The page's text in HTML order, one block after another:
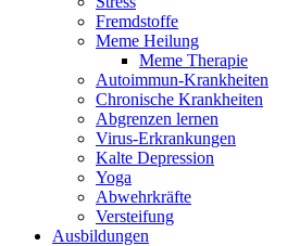
Fremdstoffe
Meme Heilung
Meme Therapie
Autoimmun-Krankheiten
Chronische Krankheiten
Abgrenzen lernen
Virus-Erkrankungen
Kalte Depression
Yoga
Abwehrkräfte
Versteifung
Ausbildungen